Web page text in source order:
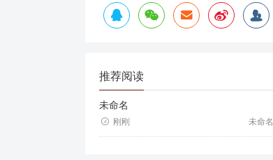
推荐阅读
未命名
刚刚 未命名